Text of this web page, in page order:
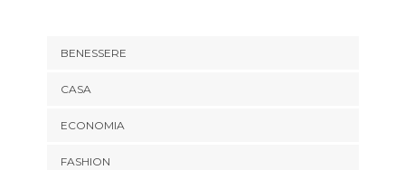
BENESSERE
CASA
ECONOMIA
FASHION